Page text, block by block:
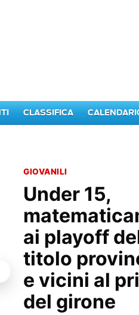
CLASSIFICA
GIOVANILI
Under 15,
ai playoff
titolo
e vicini al
del girone